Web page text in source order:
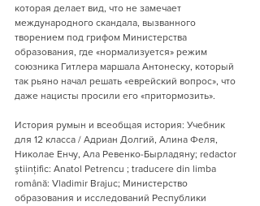
которая делает вид, что не замечает
международного скандала, вызванного
творением под грифом Министерства
образования, где «нормализуется» режим
союзника Гитлера маршала Антонеску, который
так рьяно начал решать «еврейский вопрос», что
даже нацисты просили его «притормозить».
История румын и всеобщая история: Учебник
для 12 класса / Адриан Долгий, Алина Феля,
Николае Енчу, Ала Ревенко-Бырладяну; redactor
ştiinţific: Anatol Petrencu ; traducere din limba
română: Vladimir Brajuc; Министерство
образования и исследований Республики